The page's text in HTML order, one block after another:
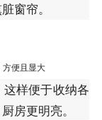
窗帘。
方便且显大
样便于收纳各
房更明亮。